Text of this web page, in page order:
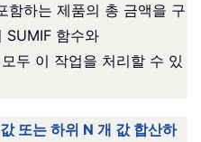
함하는 제품의 총 금액을 구
SUMIF 함수와
두 이 작업을 처리할 수 있
또는 하위 N 개 값 합산하